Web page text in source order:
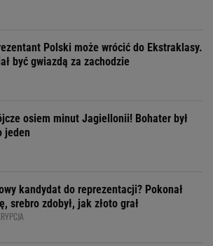
Polski może wrócić do Ekstraklasy.
być gwiazdą za zachodzie
osiem minut Jagiellonii! Bohater był
jeden
kandydat do reprezentacji? Pokonał
srebro zdobył, jak złoto grał